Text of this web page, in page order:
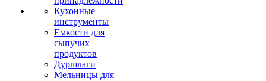
Кухонные
инструменты
Емкости для
сыпучих
продуктов
Дуршлаги
Мельницы для